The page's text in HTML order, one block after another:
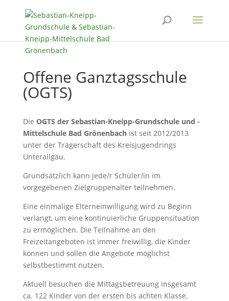
Offene Ganztagsschule
(OGTS)
Die OGTS der Sebastian-Kneipp-Grundschule und -
Mittelschule Bad Grönenbachist seit 2012/2013
unter der Trägerschaft des Kreisjugendrings
Unterallgäu.
Grundsätzlich kann jede/r Schüler/in im
vorgegebenen Zielgruppenalter teilnehmen.
Eine einmalige Elterneinwilligung wird zu Beginn
verlangt, um eine kontinuierliche Gruppensituation
zu ermöglichen. Die Teilnahme an den
Freizeitangeboten ist immer freiwillig, die Kinder
können und sollen die Angebote möglichst
selbstbestimmt nutzen.
Aktuell besuchen die Mittagsbetreuung insgesamt
ca. 122 Kinder von der ersten bis achten Klasse.